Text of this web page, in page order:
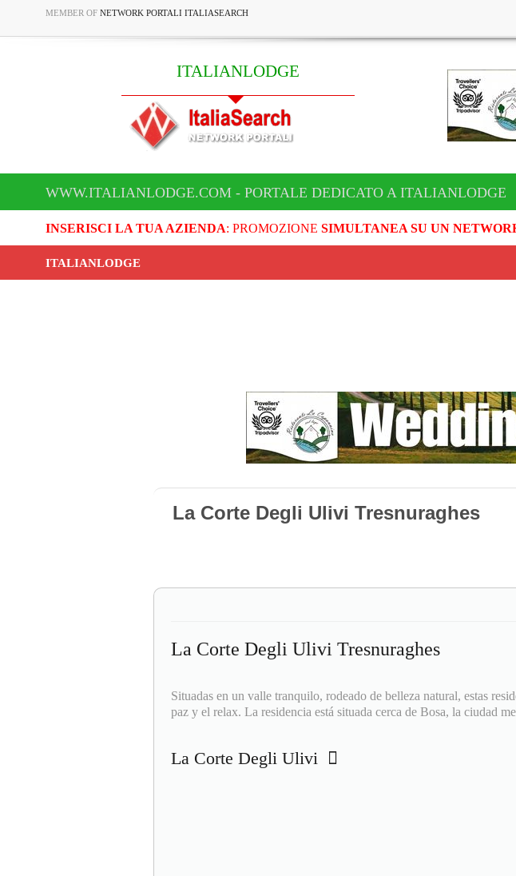
MEMBER OF NETWORK PORTALI ITALIASEARCH
ITALIANLODGE
WWW.ITALIANLODGE.COM - PORTALE DEDICATO A ITALIANLODGE
INSERISCI LA TUA AZIENDA: PROMOZIONE SIMULTANEA SU UN
ITALIANLODGE
La Corte Degli Ulivi Tresnuraghes
La Corte Degli Ulivi Tresnuraghes
Situadas en un valle tranquilo, rodeado de belleza natural, estas
paz y el relax. La residencia está situada cerca de Bosa, la ciudad
La Corte Degli Ulivi